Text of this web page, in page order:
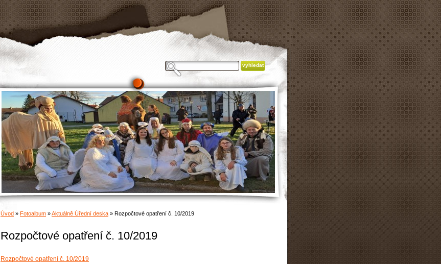
Úvod » Fotoalbum »Aktuálně Úřední deska » Rozpočtové opatření č. 10/2019
Rozpočtové opatření č. 10/2019
Rozpočtové opatření č. 10/2019